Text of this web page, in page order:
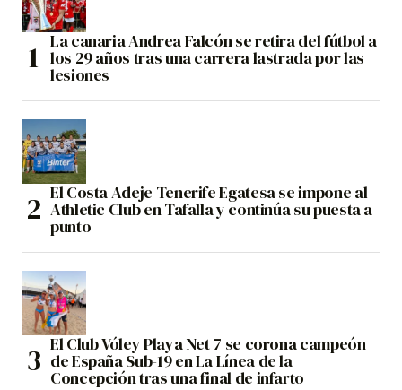
La canaria Andrea Falcón se retira del fútbol a
los 29 años tras una carrera lastrada por las
lesiones
El Costa Adeje Tenerife Egatesa se impone al
Athletic Club en Tafalla y continúa su puesta a
punto
El Club Vóley Playa Net 7 se corona campeón
de España Sub-19 en La Línea de la
Concepción tras una final de infarto